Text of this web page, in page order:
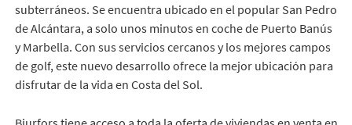
subterráneos. Se encuentra ubicado en el popular San Pedro
de Alcántara, a solo unos minutos en coche de Puerto Banús
y Marbella. Con sus servicios cercanos y los mejores campos
de golf, este nuevo desarrollo ofrece la mejor ubicación para
disfrutar de la vida en Costa del Sol.